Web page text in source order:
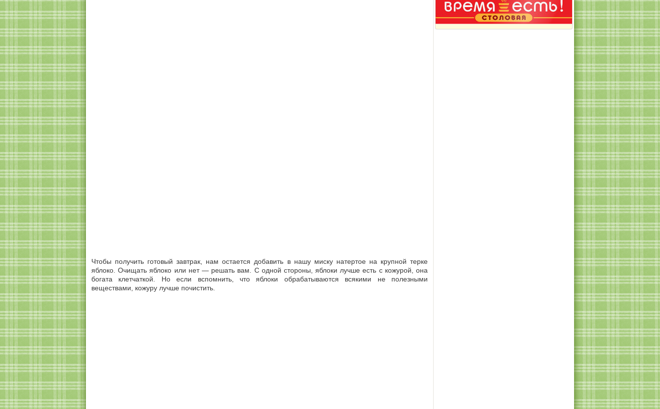
Чтобы получить готовый завтрак, нам остается добавить в нашу миску натертое на крупной терке
яблоко. Очищать яблоко или нет — решать вам. С одной стороны, яблоки лучше есть с кожурой, она
богата клетчаткой. Но если вспомнить, что яблоки обрабатываются всякими не полезными
веществами, кожуру лучше почистить.